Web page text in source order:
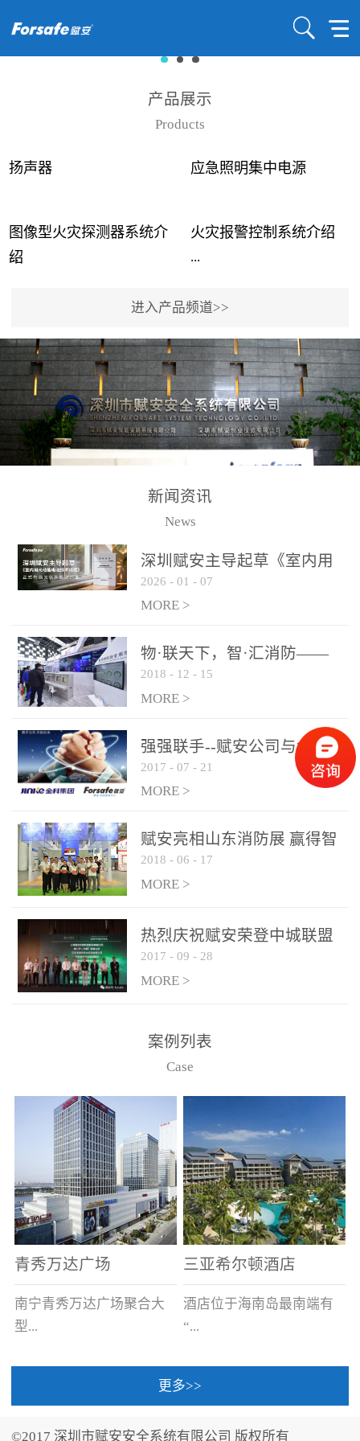
产品展示
Products
扬声器 应急照明集中电源
图像型火灾探测器系统介
绍
...
事故频发，传统的火灾探
测方法已无法满足要求。
尤其是目前众多的大型影
剧院、会议展览中心、体
育馆、大型仓库和隧道空
间等，其建筑结构特殊、
火灾隐患多。一旦发生火
传统的火灾关测器无法被
及时缺发，不能及早发现
和有效扑救火火，这不仅
力和闲难，同时也将造成
巨大的经济损失和社会影
响，基至还会造成人员伤
亡。图像型火灾探测器正
是针对这种高大空间建筑
物的消防设施、设备通过
现场图像的实时获取、预
处理和特征提取分析，实
现火焰的跟踪和识别。能
更早的进行预警，达到早
报早防的效果。 系统构
成示意图： 图像型火灾
和监控端两大部分组成。
两者之间通过以太网相
联，一台监控主机最多可
从监控主机上获取，最多
只能接6台，超过的需从现
火灾报警控制系统介绍
...
用了具有仲裁机制和冗余
校验的总线传输技术、线
路状态检测与保护技术、
后向光电感烟探测技术、
高可靠的系统抗干扰技术
等多项专利技术和专有技
警领域三十多年技术积累
和工程实践的结晶。
进入产品频道>>
新闻资讯
News
深圳赋安主导起草《室内用
光动能电池技术规程》 正式
布局光伏新能源产业
2026 - 01 - 07
MORE >
物·联天下，智·汇消防——
赋安F&S 2018上海消防展圆
满落幕
2018 - 12 - 15
MORE >
强强联手--赋安公司与金科
集团达成战略合作协议
2017 - 07 - 21
MORE >
赋安亮相山东消防展 赢得智
慧消防新荣耀
2018 - 06 - 17
MORE >
热烈庆祝赋安荣登中城联盟
联合采购战略合作平台
2017 - 09 - 28
MORE >
案例列表
Case
青秀万达广场
南宁青秀万达广场聚合大
型...
三亚希尔顿酒店
酒店位于海南岛最南端有
“...
中国的海岛天堂”之美称的
更多>>
©2017 深圳市赋安安全系统有限公司 版权所有